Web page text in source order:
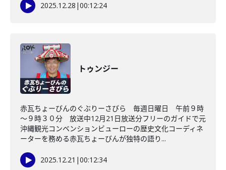
2025.12.28 |00:12:24
トゥンジー
赤瓦ちょーびんのぐぶりーさびら 毎週日曜日 午前９時
～９時３０分 放送中12月21日放送分フリーのガイドで元
沖縄観光コンベンションビューローの歴史文化コーディネ
ーターを務める赤瓦ちょーびんが独特の語り...
2025.12.21 |00:12:34